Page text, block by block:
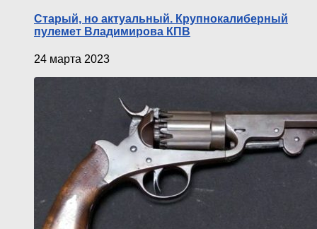
Старый, но актуальный. Крупнокалиберный
пулемет Владимирова КПВ
24 марта 2023